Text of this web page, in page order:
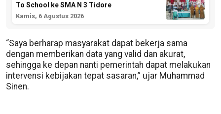
To School ke SMA N 3 Tidore
Kamis, 6 Agustus 2026
“Saya berharap masyarakat dapat bekerja sama
dengan memberikan data yang valid dan akurat,
sehingga ke depan nanti pemerintah dapat melakukan
intervensi kebijakan tepat sasaran,” ujar Muhammad
Sinen.